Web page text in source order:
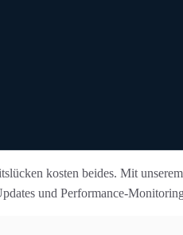
kosten beides. Mit
und Performance-